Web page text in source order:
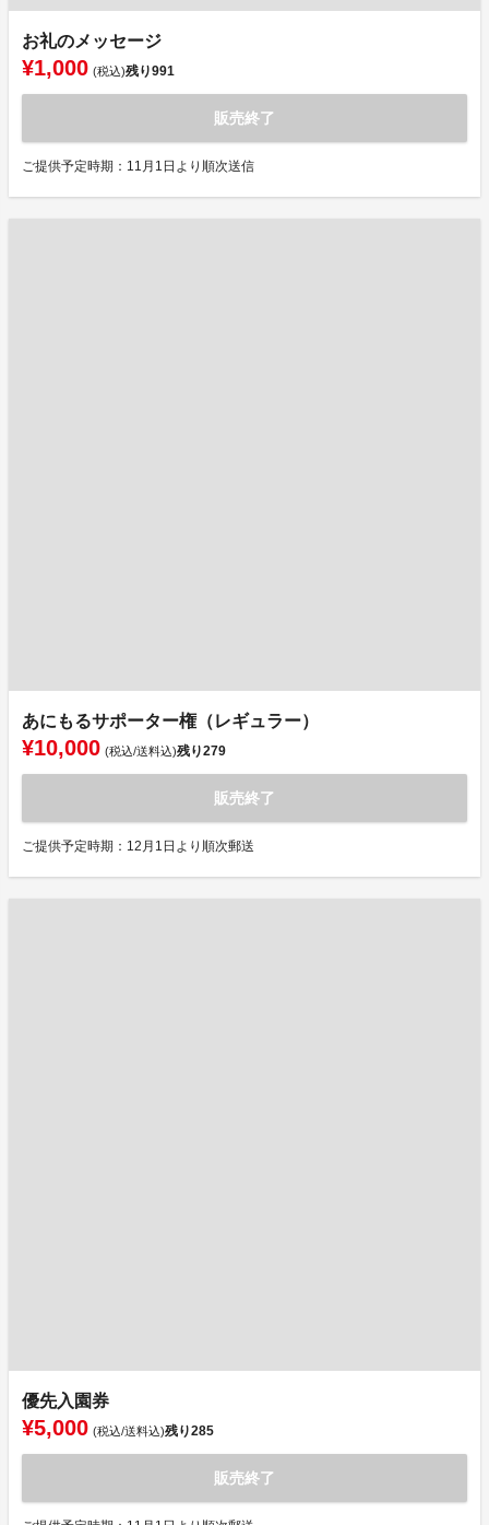
お礼のメッセージ
¥1,000 (税込)残り991
販売終了
ご提供予定時期：11月1日より順次送信
あにもるサポーター権（レギュラー）
¥10,000 (税込/送料込)残り279
販売終了
ご提供予定時期：12月1日より順次郵送
優先入園券
¥5,000 (税込/送料込)残り285
販売終了